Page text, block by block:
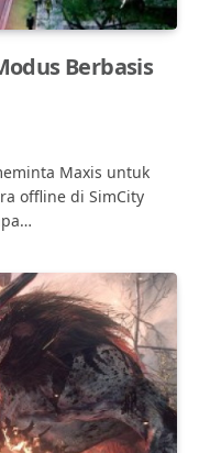
Berbasis
Maxis untuk
offline di SimCity